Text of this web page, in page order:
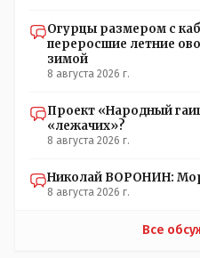
Огурцы размером с
переросшие летние
зимой
8 августа 2026 г.
Проект «Народный
«лежачих»?
8 августа 2026 г.
Николай ВОРОНИН:
8 августа 2026 г.
Все